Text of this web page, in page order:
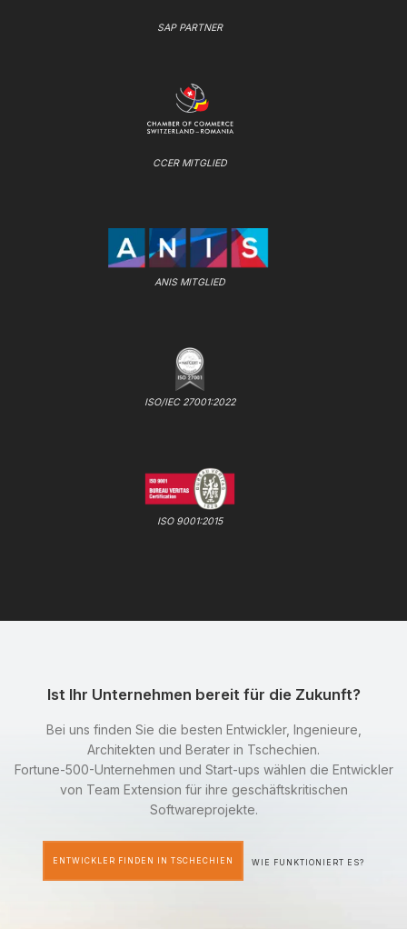
SAP PARTNER
CCER MITGLIED
ANIS MITGLIED
ISO/IEC 27001:2022
ISO 9001:2015
Ist Ihr Unternehmen bereit für die Zukunft?
Bei uns finden Sie die besten Entwickler, Ingenieure,
Architekten und Berater in Tschechien.
Fortune-500-Unternehmen und Start-ups wählen die Entwickler
von Team Extension für ihre geschäftskritischen
Softwareprojekte.
ENTWICKLER FINDEN IN TSCHECHIEN WIE FUNKTIONIERT ES?